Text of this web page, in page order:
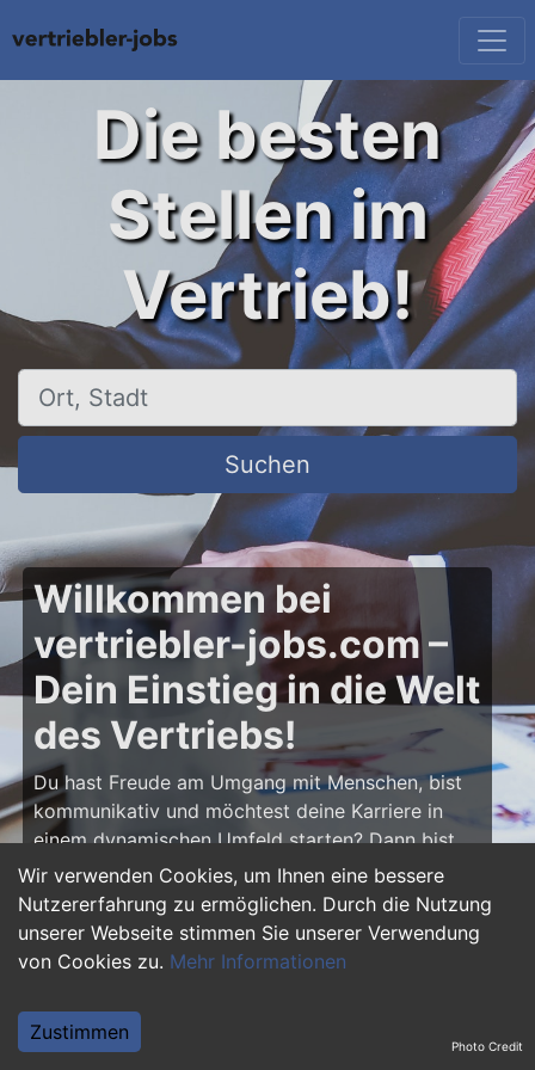
Wir verwenden Cookies, um Ihnen eine bessere
Nutzererfahrung zu ermöglichen. Durch die Nutzung
unserer Webseite stimmen Sie unserer Verwendung
von Cookies zu. Mehr Informationen
Zustimmen
Die besten
Stellen im
Vertrieb!
Ort, Stadt
Suchen
Willkommen bei
vertriebler-jobs.com –
Dein Einstieg in die Welt
des Vertriebs!
Du hast Freude am Umgang mit Menschen, bist
kommunikativ und möchtest deine Karriere in
einem dynamischen Umfeld starten? Dann bist
du aufvertriebler-jobs.comgenau richtig! Hier
findest du zahlreiche Ausbildungsplätze und
Einstiegsjobs im Vertrieb – von klassischen
Vertriebspositionen über Außendienst bis hin zu
Vertriebler und entwickle deine Talente!
Photo Credit